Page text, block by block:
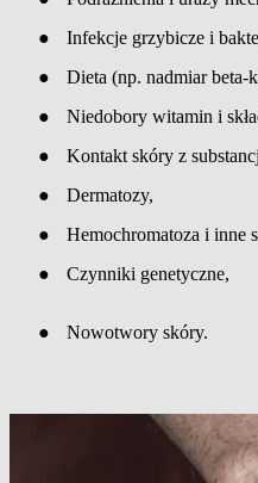
● Infekcje grzybicze i
● Dieta (np. nadmiar beta-
● Niedobory witamin i
● Kontakt skóry z
● Dermatozy,
● Hemochromatoza i inne
● Czynniki genetyczne,
● Nowotwory skóry.